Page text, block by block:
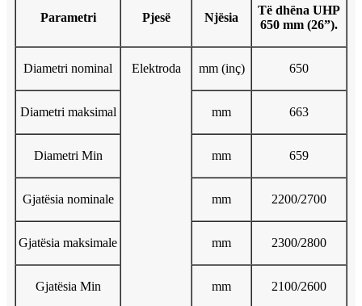
Parametri Pjesë Njësia
Të dhëna UHP
650 mm (26”).
Diametri nominal Elektroda mm (inç) 650
Diametri maksimal mm 663
Diametri Min mm 659
Gjatësia nominale mm 2200/2700
Gjatësia maksimale mm 2300/2800
Gjatësia Min mm 2100/2600